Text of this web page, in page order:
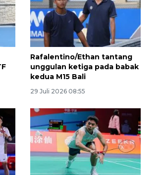
Rafalentino/Ethan tantang
unggulan ketiga pada babak
kedua M15 Bali
29 Juli 2026 08:55
triwulan II-2026
5,29 persen
08-06 18:45:00